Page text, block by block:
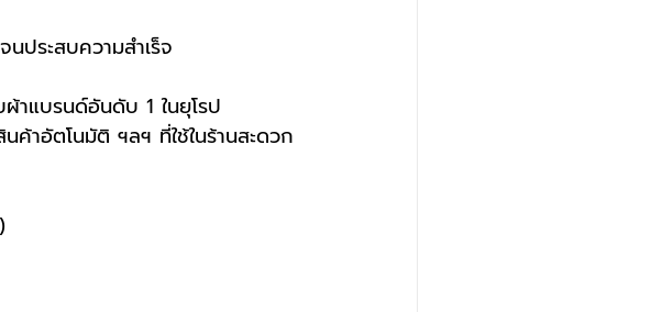
ประสบความสำเร็จ
าแบรนด์อันดับ 1 ในยุโรป
ค้าอัตโนมัติ ฯลฯ ที่ใช้ในร้านสะดวก
)